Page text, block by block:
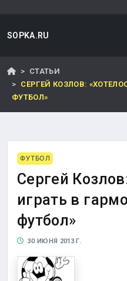
SOPKA.RU
СТАТЬИ
СЕРГЕЙ КОЗЛОВ:
ФУТБОЛ»
ФУТБОЛ
Сергей
играть в
футбол»
30 ИЮНЯ 2013 Г.